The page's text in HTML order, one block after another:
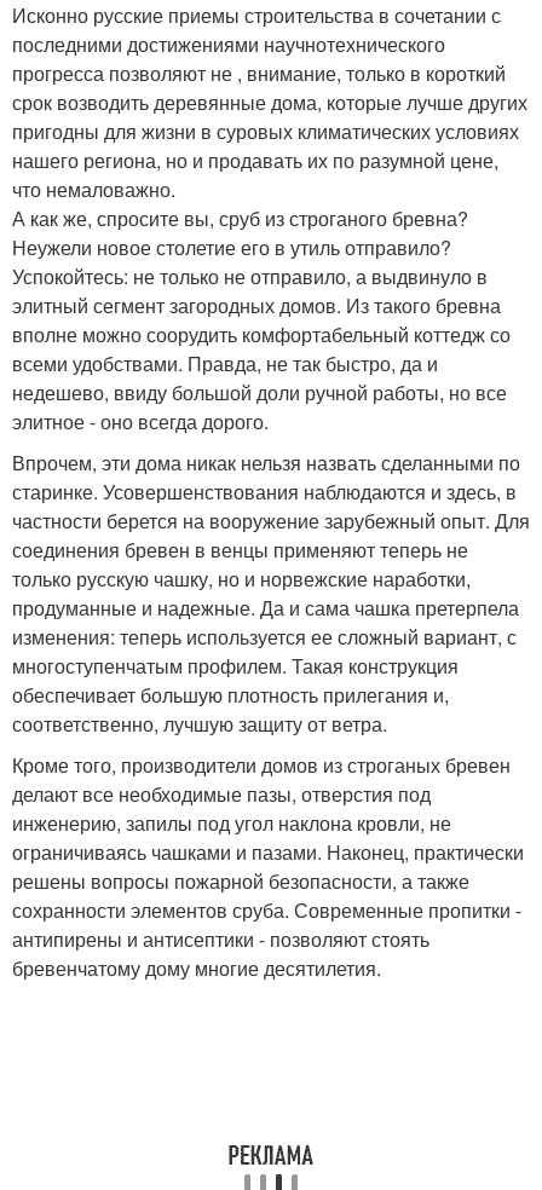
Исконно русские приемы строительства в сочетании с
последними достижениями научнотехнического
прогресса позволяют не , внимание, только в короткий
срок возводить деревянные дома, которые лучше других
пригодны для жизни в суровых климатических условиях
нашего региона, но и продавать их по разумной цене,
что немаловажно.
А как же, спросите вы, сруб из строганого бревна?
Неужели новое столетие его в утиль отправило?
Успокойтесь: не только не отправило, а выдвинуло в
элитный сегмент загородных домов. Из такого бревна
вполне можно соорудить комфортабельный коттедж со
всеми удобствами. Правда, не так быстро, да и
недешево, ввиду большой доли ручной работы, но все
элитное - оно всегда дорого.
Впрочем, эти дома никак нельзя назвать сделанными по
старинке. Усовершенствования наблюдаются и здесь, в
частности берется на вооружение зарубежный опыт. Для
соединения бревен в венцы применяют теперь не
только русскую чашку, но и норвежские наработки,
продуманные и надежные. Да и сама чашка претерпела
изменения: теперь используется ее сложный вариант, с
многоступенчатым профилем. Такая конструкция
обеспечивает большую плотность прилегания и,
соответственно, лучшую защиту от ветра.
Кроме того, производители домов из строганых бревен
делают все необходимые пазы, отверстия под
инженерию, запилы под угол наклона кровли, не
ограничиваясь чашками и пазами. Наконец, практически
решены вопросы пожарной безопасности, а также
сохранности элементов сруба. Современные пропитки -
антипирены и антисептики - позволяют стоять
бревенчатому дому многие десятилетия.